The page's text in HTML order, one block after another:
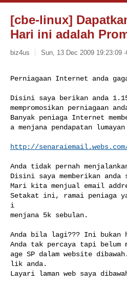
[cbe-linux]
Hari ini adalah
biz4us Sun, 13 Dec 2009 19:23:09 -
Perniagaan Internet anda
Disini saya berikan anda
mempromosikan perniagaan
Banyak peniaga Internet
a menjana pendapatan
http://
Anda tidak pernah
Disini saya memberikan anda
Mari kita menjual email
Setakat ini, ramai peniaga
i
menjana 5k sebulan.
Anda bila lagi??? Ini bukan
Anda tak percaya tapi belum
age SP dalam website
lik anda.
Layari laman web saya